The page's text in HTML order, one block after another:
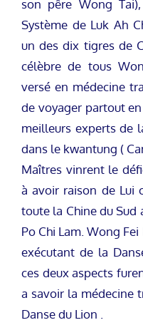
son pêre Wong
Système de Luk Ah
un des dix tigres de
célèbre de tous
versé en médecine
de voyager partout
meilleurs experts de
dans le kwantung (
Maîtres vinrent le
à avoir raison de Lui
toute la Chine du Sud
Po Chi Lam. Wong
exécutant de la
ces deux aspects
a savoir la médecine
Danse du Lion .